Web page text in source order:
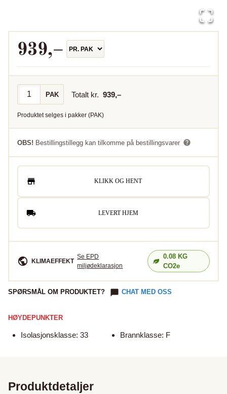
939,–
PAK Totalt kr. 939,–
Produktet selges i pakker (PAK)
OBS! Bestillingstillegg kan tilkomme på bestillingsvarer
KLIKK OG HENT
LEVERT HJEM
KLIMAEFFEKT
Se EPD
miljødeklarasjon
0.08KG
CO2e
SPØRSMÅL OM PRODUKTET? CHAT MED OSS
HØYDEPUNKTER
Isolasjonsklasse: 33 Brannklasse: F
Produktdetaljer